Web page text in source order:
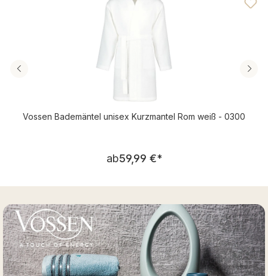
Vossen Bademäntel unisex Kurzmantel Rom weiß - 0300
Regulärer Preis:
ab59,99 €*